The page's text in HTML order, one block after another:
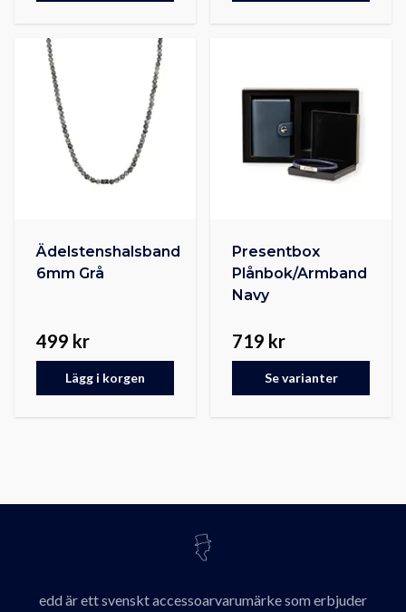
Ädelstenshalsband
6mm Grå
499 kr
Lägg i korgen
Presentbox
Plånbok/Armband
Navy
719 kr
Se varianter
edd är ett svenskt accessoarvarumärke som erbjuder